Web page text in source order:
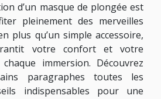
d’un masque de plongée est
pleinement des merveilles
plus qu’un simple accessoire,
votre confort et votre
immersion. Découvrez
paragraphes toutes les
indispensables pour une